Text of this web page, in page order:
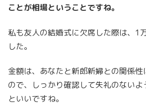
ことが相場ということですね。
私も友人の結婚式に欠席した際は、1
した。
金額は、あなたと新郎新婦との関係
ので、しっかり確認して失礼のないよ
といいですね。